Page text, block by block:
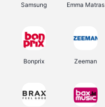
Samsung Emma Matras
Bonprix Zeeman